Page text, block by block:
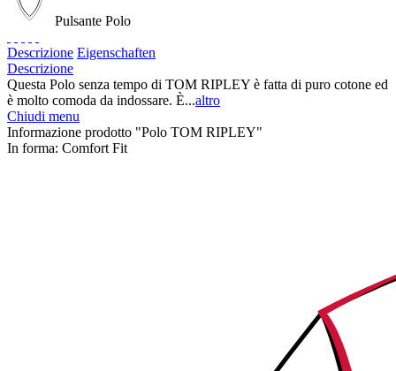
Pulsante Polo
Descrizione Eigenschaften
Descrizione
Questa Polo senza tempo di TOM RIPLEY è fatta di puro cotone ed
è molto comoda da indossare. È...altro
Chiudi menu
Informazione prodotto "Polo TOM RIPLEY"
In forma: Comfort Fit